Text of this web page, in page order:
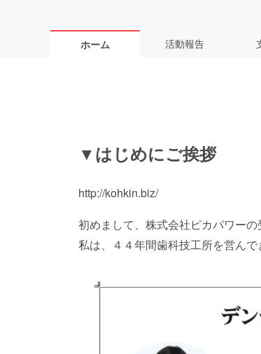
ホーム 活動報告
▼はじめにご挨拶
http://kohkin.biz/
初めまして、株式会社ピカパワー
私は、４４年間歯科技工所を営んで